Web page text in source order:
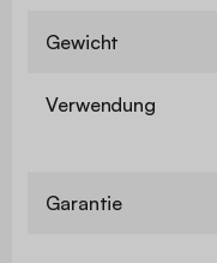
Gewicht
Verwendung
Garantie